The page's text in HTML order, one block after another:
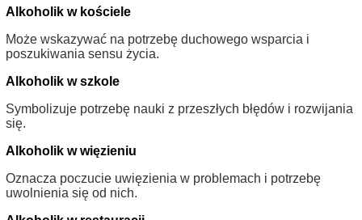
Alkoholik w kościele
Może wskazywać na potrzebę duchowego wsparcia i
poszukiwania sensu życia.
Alkoholik w szkole
Symbolizuje potrzebę nauki z przeszłych błędów i rozwijania
się.
Alkoholik w więzieniu
Oznacza poczucie uwięzienia w problemach i potrzebę
uwolnienia się od nich.